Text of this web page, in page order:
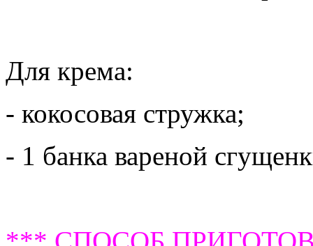
Для крема:
- кокосовая стружка;
- 1 банка вареной